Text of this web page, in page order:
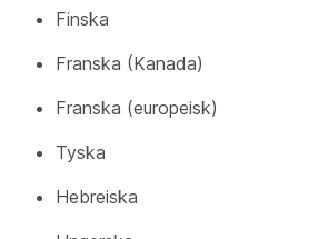
Finska
Franska (Kanada)
Franska (europeisk)
Tyska
Hebreiska